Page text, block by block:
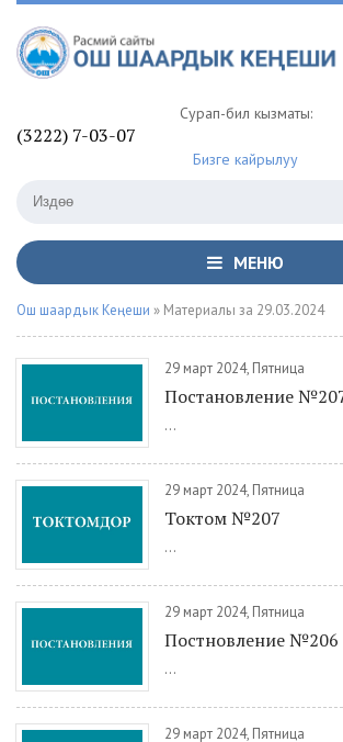
Сурап-билүү кызматы:
(3222) 7-03-07
Бизге кайрылуу
МЕНЮ
Ош шаардык Кеңеши » Материалы за 29.03.2024
29 март 2024, Пятница
Постановление
...
29 март 2024, Пятница
Токтом №207
...
29 март 2024, Пятница
Постновление №206
...
29 март 2024, Пятница